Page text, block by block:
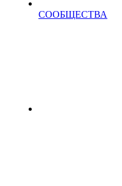
СООБЩЕСТВА